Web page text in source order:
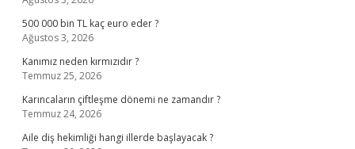
500 000 bin TL kaç euro eder ?
Ağustos 3, 2026
Kanımız neden kırmızıdır ?
Temmuz 25, 2026
Karıncaların çiftleşme dönemi ne zamandır ?
Temmuz 24, 2026
Aile diş hekimliği hangi illerde başlayacak ?